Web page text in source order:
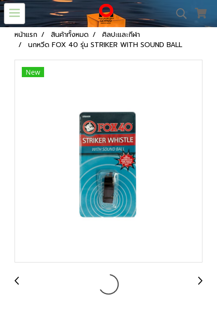
หน้าแรก สินค้าทั้งหมด
ศิลปะและกีฬา
นกหวีด FOX 40 รุ่น STRIKER WITH SOUND BALL
New